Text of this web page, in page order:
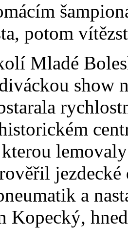
potom
Mladé
show
a
Kopecký,